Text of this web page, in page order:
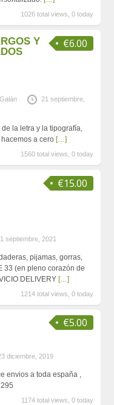
1026 total views, 0 today
€6.00
Y
21 septiembre,
la letra y la tipografía,
a cero […]
1560 total views, 0 today
€15.00
septiembre, 2021
pijamas, gorras,
33 (en pleno corazón de
DELIVERY […]
1214 total views, 0 today
€5.00
diciembre, 2019
envios a toda españa ,
1174 total views, 0 today